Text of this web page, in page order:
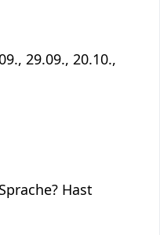
29.09., 20.10.,
Hast